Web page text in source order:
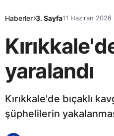
Haberler 3. Sayfa11 Haziran
yaralandı
Kırıkkale'de bıçaklı
şüphelilerin